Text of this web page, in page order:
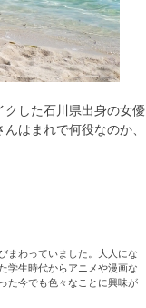
した石川県出身の女優
はまれで何役なのか、
まわっていました。大人にな
学生時代からアニメや漫画な
た今でも色々なことに興味が